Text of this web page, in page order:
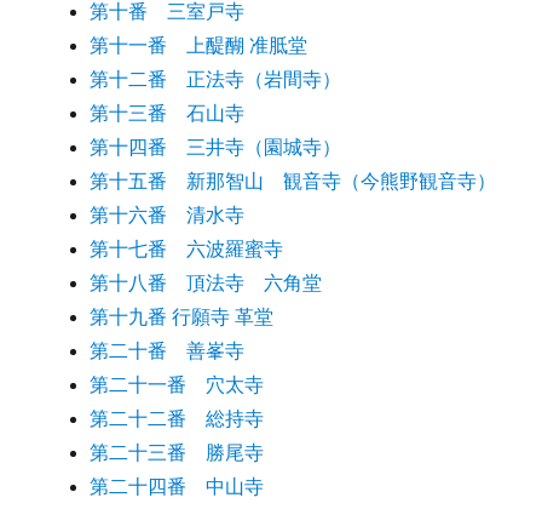
第十番 三室戸寺
第十一番 上醍醐 准胝堂
第十二番 正法寺（岩間寺）
第十三番 石山寺
第十四番 三井寺（園城寺）
第十五番 新那智山 観音寺（今熊野観音寺）
第十六番 清水寺
第十七番 六波羅蜜寺
第十八番 頂法寺 六角堂
第十九番 行願寺 革堂
第二十番 善峯寺
第二十一番 穴太寺
第二十二番 総持寺
第二十三番 勝尾寺
第二十四番 中山寺